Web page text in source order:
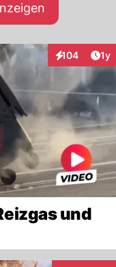
104
Interaktionen
1y
und